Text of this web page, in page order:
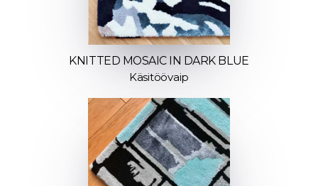
KNITTED MOSAIC IN DARK BLUE
Käsitöövaip